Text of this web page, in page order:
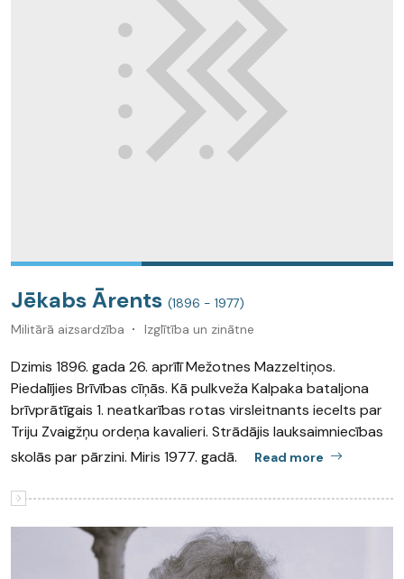
Jēkabs Ārents (1896 - 1977)
Militārā aizsardzība
Izglītība un zinātne
Dzimis 1896. gada 26. aprīlī Mežotnes Mazzeltiņos.
Piedalījies Brīvības cīņās. Kā pulkveža Kalpaka bataljona
brīvprātīgais 1. neatkarības rotas virsleitnants iecelts par
Triju Zvaigžņu ordeņa kavalieri. Strādājis lauksaimniecības
skolās par pārzini. Miris 1977. gadā.
Read more